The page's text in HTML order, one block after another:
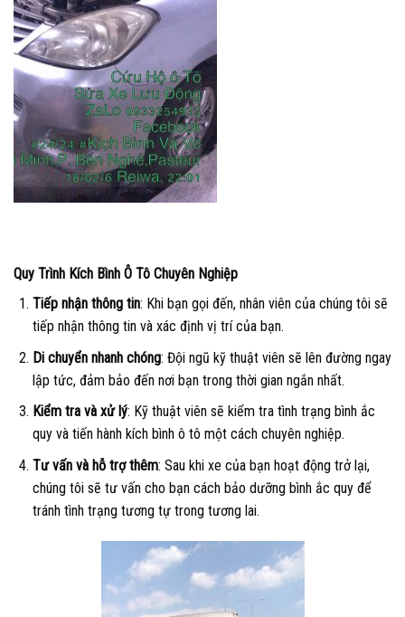
Quy Trình Kích Bình Ô Tô Chuyên Nghiệp
Tiếp nhận thông tin: Khi bạn gọi đến, nhân viên của chúng tôi sẽ
tiếp nhận thông tin và xác định vị trí của bạn.
Di chuyển nhanh chóng: Đội ngũ kỹ thuật viên sẽ lên đường ngay
lập tức, đảm bảo đến nơi bạn trong thời gian ngắn nhất.
Kiểm tra và xử lý: Kỹ thuật viên sẽ kiểm tra tình trạng bình ắc
quy và tiến hành kích bình ô tô một cách chuyên nghiệp.
Tư vấn và hỗ trợ thêm: Sau khi xe của bạn hoạt động trở lại,
chúng tôi sẽ tư vấn cho bạn cách bảo dưỡng bình ắc quy để
tránh tình trạng tương tự trong tương lai.